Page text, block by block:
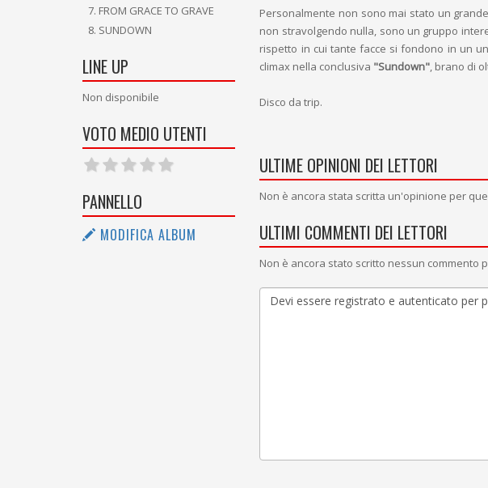
FROM GRACE TO GRAVE
SUNDOWN
LINE UP
Non disponibile
VOTO MEDIO UTENTI
PANNELLO
MODIFICA ALBUM
Personalmente non sono mai stato un
non stravolgendo nulla, sono un gruppo
rispetto in cui tante facce si fondono in un
climax nella conclusiva "Sundown", brano di
Disco da trip.
ULTIME OPINIONI DEI LETTORI
Non è ancora stata scritta un'opinione per
ULTIMI COMMENTI DEI LETTORI
Non è ancora stato scritto nessun commento